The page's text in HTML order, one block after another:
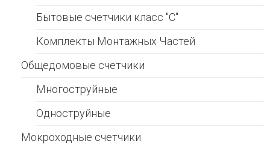
Бытовые счетчики класс "С"
Комплекты Монтажных Частей
Общедомовые счетчики
Многоструйные
Одноструйные
Мокроходные счетчики